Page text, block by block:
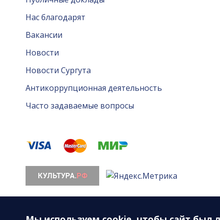
Нас благодарят
Вакансии
Новости
Новости Сургута
Антикоррупционная деятельность
Часто задаваемые вопросы
628408, ХМАО-Югра, Тюменская область, г.